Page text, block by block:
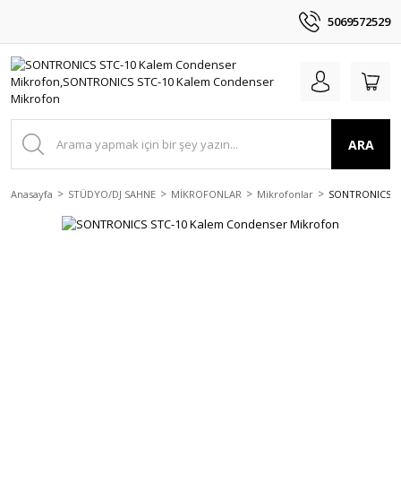
5069572529
ARA
Anasayfa STÜDYO/DJ SAHNE MİKROFONLAR Mikrofonlar SONTRONICS